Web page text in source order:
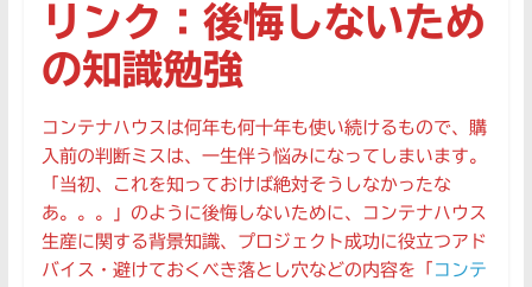
リンク：後悔しないため
の知識勉強
コンテナハウスは何年も何十年も使い続けるもので、購
入前の判断ミスは、一生伴う悩みになってしまいます。
「当初、これを知っておけば絶対そうしなかったな
あ。。。」のように後悔しないために、コンテナハウス
生産に関する背景知識、プロジェクト成功に役立つアド
バイス・避けておくべき落とし穴などの内容を「 コンテ